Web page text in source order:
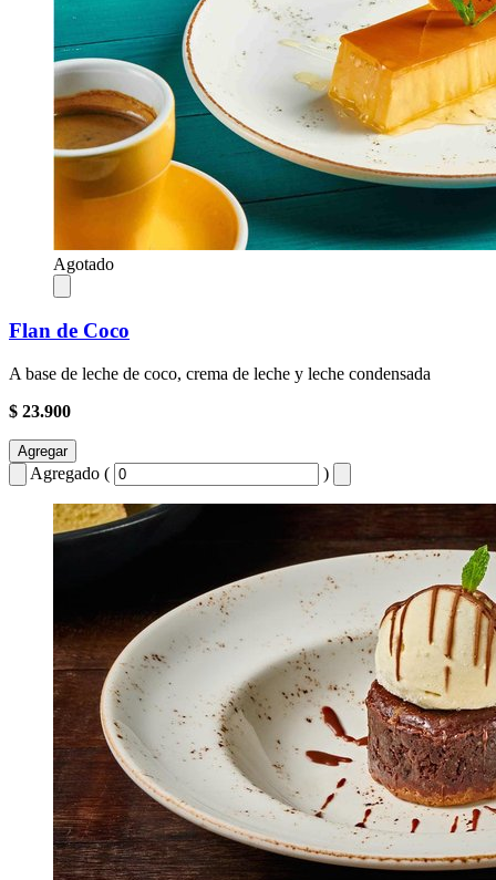
Agotado
Flan de Coco
A base de leche de coco, crema de leche y leche condensada
$ 23.900
Agregar
Agregado ( )